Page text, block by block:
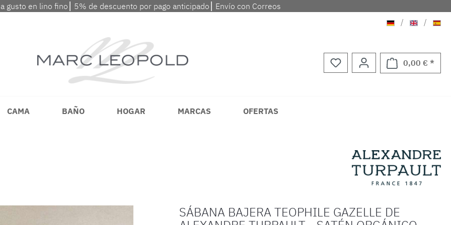
gusto en lino fino⎮ 5% de descuento por pago anticipado⎮ Envío con Correos
Aleman
/ Ingles/
0,00 € *
CAMA BAÑO HOGAR MARCAS OFERTAS
SÁBANA BAJERA TEOPHILE GAZELLE DE